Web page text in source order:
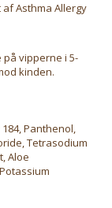
af Asthma Allergy
på vipperne i 5-
kinden.
Panthenol,
Tetrasodium
Aloe